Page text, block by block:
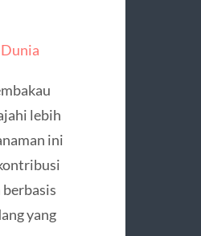
lebih
ini
yang